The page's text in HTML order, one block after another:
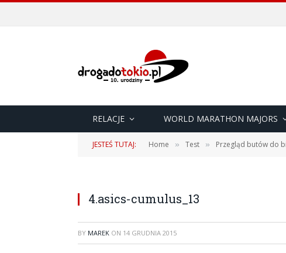
RELACJE WORLD MARATHON MAJORS
JESTEŚ TUTAJ: Home » Test » Przegląd butów do
4.asics-cumulus_13
BY MAREK ON 14 GRUDNIA 2015